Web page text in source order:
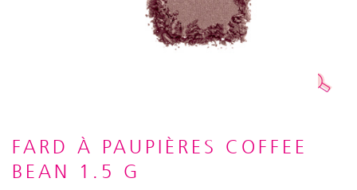
FARD À PAUPIÈRES COFFEE
BEAN 1.5 G